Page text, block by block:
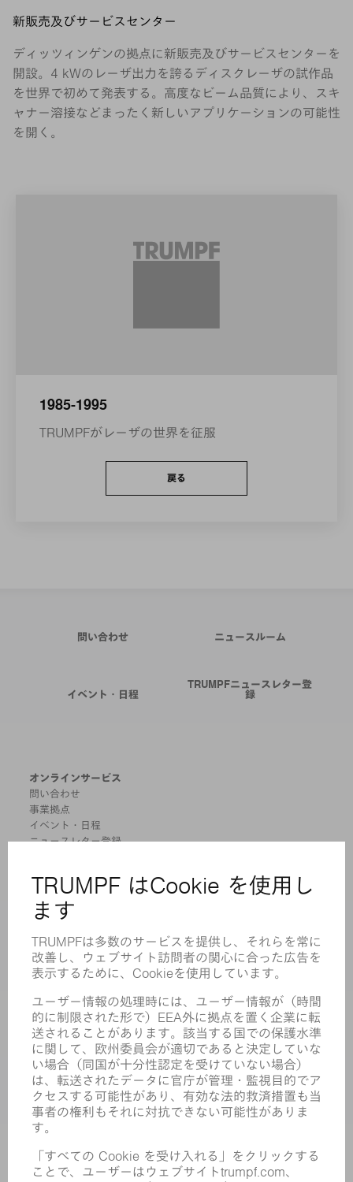
新販売及びサービスセンター
ディッツィンゲンの拠点に新販売及びサービスセンターを
開設。4 kWのレーザ出力を誇るディスクレーザの試作品
を世界で初めて発表する。高度なビーム品質により、スキ
ャナー溶接などまったく新しいアプリケーションの可能性
を開く。
1985-1995
TRUMPFがレーザの世界を征服
戻る
問い合わせ ニュースルーム
イベント・日程
TRUMPFニュースレター登
録
オンラインサービス
問い合わせ
事業拠点
イベント・日程
ニュースレター登録
製品
機械 & システム
レーザ
パワーエレクトロニクス
電気ツール
スマートファクトリー
サービス
アプリケーション
業界
企業
キャリア
求人情報
企業プロフィール
取締役会
年次報告書
コンプライアンス
内部通報制度